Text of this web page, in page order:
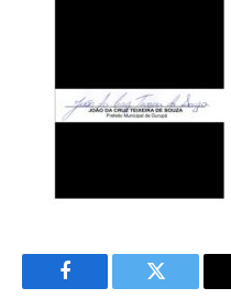
Facebook Twitter